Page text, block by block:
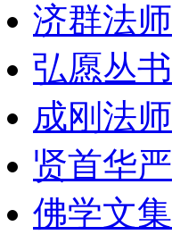
济群法师
弘愿丛书
成刚法师
贤首华严
佛学文集